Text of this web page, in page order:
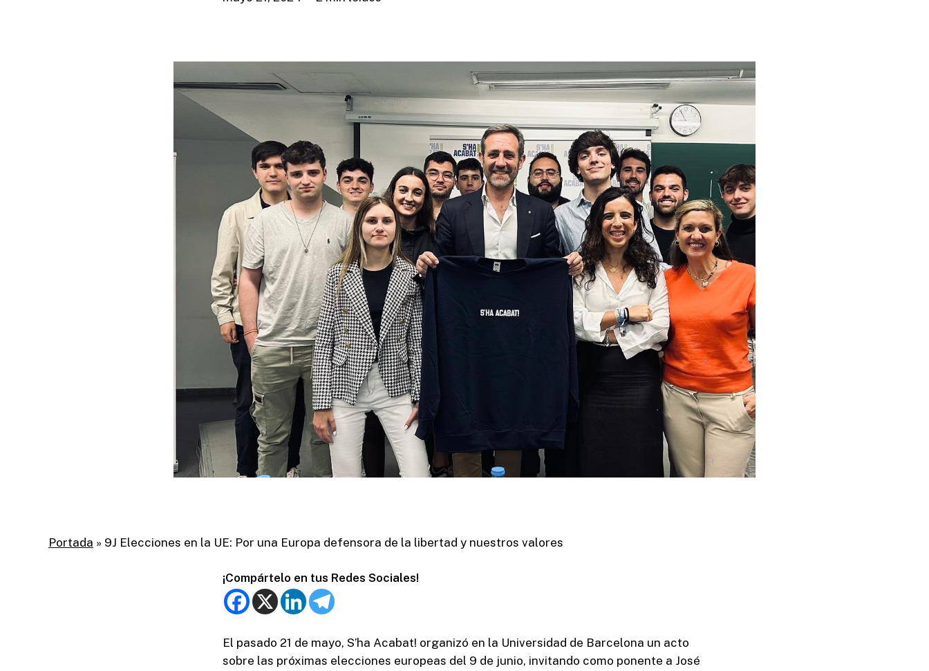
Portada » 9J Elecciones en la UE: Por una Europa defensora de la libertad y nuestros valores
¡Compártelo en tus Redes Sociales!
El pasado 21 de mayo, S’ha Acabat! organizó en la Universidad de Barcelona un acto
sobre las próximas elecciones europeas del 9 de junio, invitando como ponente a José